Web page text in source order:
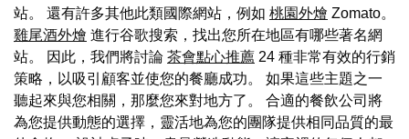
站。 還有許多其他此類國際網站，例如 桃園外燴 Zomato。
雞尾酒外燴 進行谷歌搜索，找出您所在地區有哪些著名網
站。 因此，我們將討論 茶會點心推薦 24 種非常有效的行銷
策略，以吸引顧客並使您的餐廳成功。 如果這些主題之一
聽起來與您相關，那麼您來對地方了。 合適的餐飲公司將
為您提供動態的選擇，靈活地為您的團隊提供相同品質的最